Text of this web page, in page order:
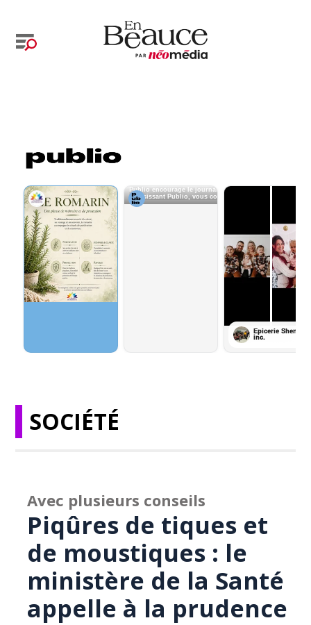
SOCIÉTÉ
Avec plusieurs conseils
Piqûres de tiques et
de moustiques : le
ministère de la Santé
appelle à la prudence